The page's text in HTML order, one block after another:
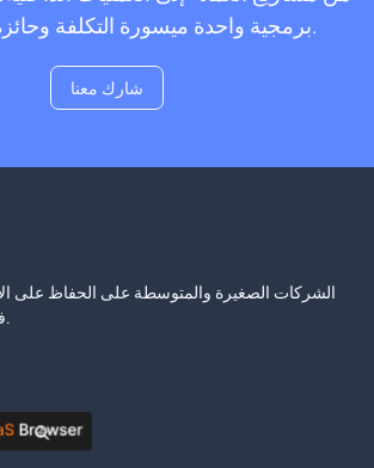
برمجية واحدة ميسورة التكلفة وحائزة على جوائز.
شارك معنا
فعالة وبسيطة ومنظمة.